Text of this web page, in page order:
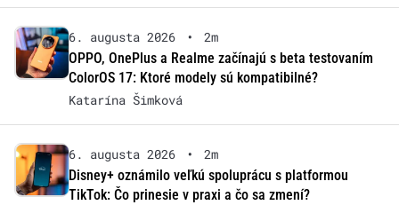
6. augusta 2026 •
2m
OPPO, OnePlus a Realme začínajú s beta testovaním
ColorOS 17: Ktoré modely sú kompatibilné?
Katarína Šimková
6. augusta 2026 •
2m
Disney+ oznámilo veľkú spoluprácu s platformou
TikTok: Čo prinesie v praxi a čo sa zmení?